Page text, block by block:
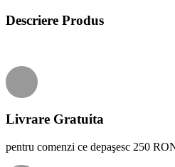
Descriere Produs
Livrare Gratuita
pentru comenzi ce depaşesc 250